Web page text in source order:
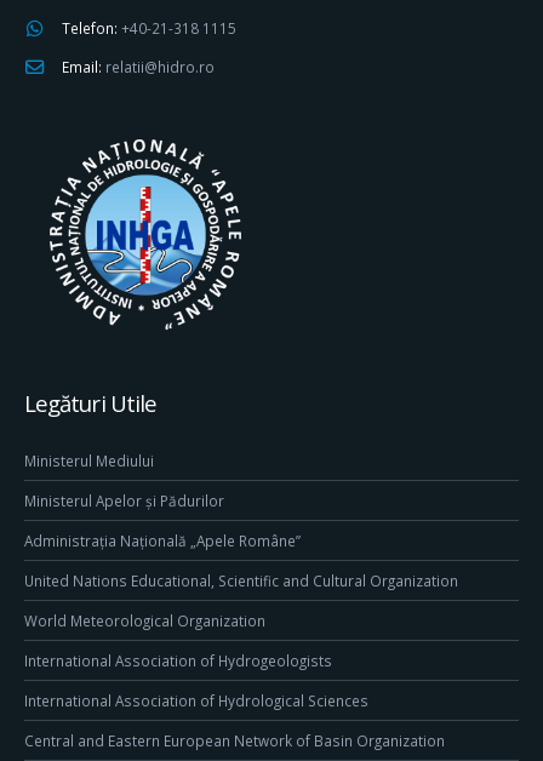
Telefon: +40-21-318 1115
Email: relatii@hidro.ro
Legături Utile
Ministerul Mediului
Ministerul Apelor și Pădurilor
Administrația Națională „Apele Române”
United Nations Educational, Scientific and Cultural Organization
World Meteorological Organization
International Association of Hydrogeologists
International Association of Hydrological Sciences
Central and Eastern European Network of Basin Organization